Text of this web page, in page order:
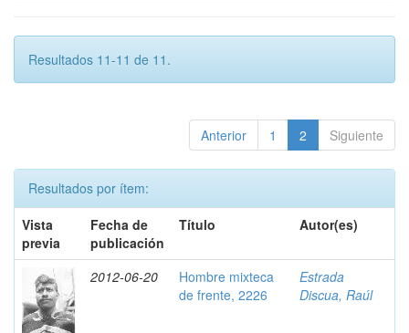
Resultados 11-11 de 11.
Anterior 1 2 Siguiente
Resultados por ítem:
Vista
previa
Fecha de
publicación
Título Autor(es)
2012-06-20
Hombre mixteca
de frente, 2226
Estrada
Discua, Raúl